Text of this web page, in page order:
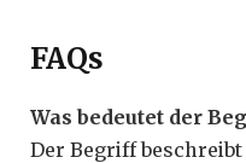
FAQs
Was bedeutet der
Der Begriff